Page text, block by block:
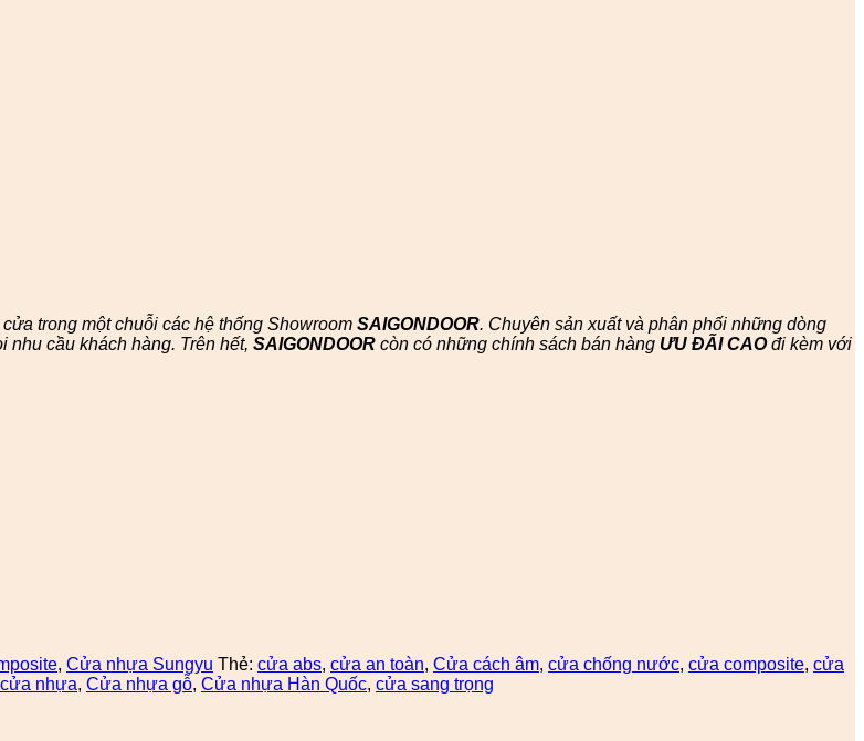
trong một chuỗi các hệ thống Showroom SAIGONDOOR. Chuyên sản xuất và phân phối những dòng
cầu khách hàng. Trên hết, SAIGONDOOR còn có những chính sách bán hàng ƯU ĐÃI CAOđi kèm với
, Cửa nhựa Sungyu Thẻ: cửa abs, cửa an toàn, Cửa cách âm, cửa chống nước, cửa composite, cửa
cửa nhựa, Cửa nhựa gỗ, Cửa nhựa Hàn Quốc, cửa sang trọng